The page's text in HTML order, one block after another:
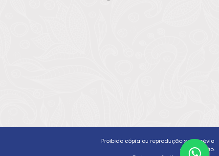
Proibido cópia ou reprodução sem prévia
autorização.